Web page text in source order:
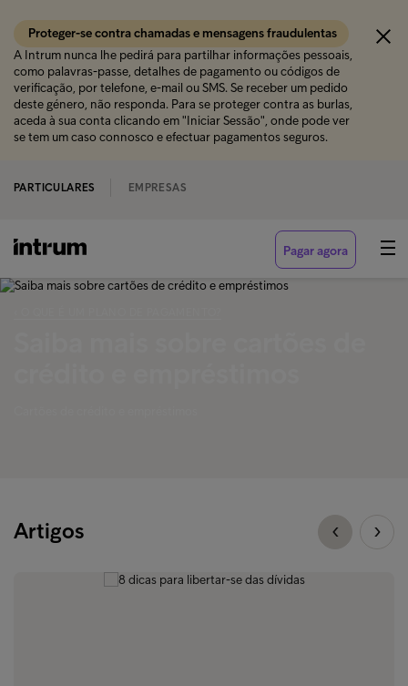
Proteger-se contra chamadas e mensagens fraudulentas
A Intrum nunca lhe pedirá para partilhar informações pessoais,
como palavras-passe, detalhes de pagamento ou códigos de
verificação, por telefone, e-mail ou SMS. Se receber um pedido
deste género, não responda. Para se proteger contra as burlas,
aceda à sua conta clicando em "Iniciar Sessão", onde pode ver
se tem um caso connosco e efectuar pagamentos seguros.
PARTICULARES EMPRESAS
Pagar agora
Artigos